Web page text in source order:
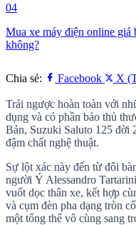
04
Mua xe máy điện online giá
không?
Chia sẻ: Facebook X
Trái ngược hoàn toàn với
dụng và có phần bảo thủ
Bản, Suzuki Saluto 125 đời
đậm chất nghệ thuật.
Sự lột xác này đến từ đôi
người Ý Alessandro
vuốt dọc thân xe, kết hợp
và cụm đèn pha dạng tròn
một tổng thể vô cùng sang